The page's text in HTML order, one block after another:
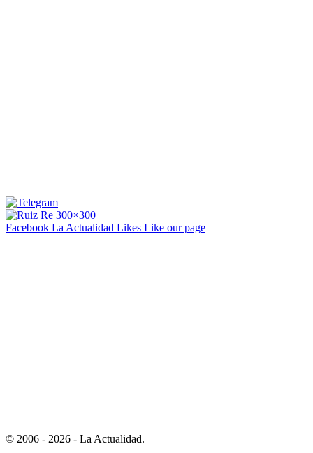
Facebook La Actualidad Likes Like our page
© 2006 - 2026 - La Actualidad.